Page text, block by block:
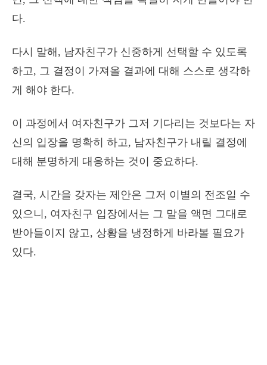
다.
다시 말해, 남자친구가 신중하게 선택할 수 있도록
하고, 그 결정이 가져올 결과에 대해 스스로 생각하
게 해야 한다.
이 과정에서 여자친구가 그저 기다리는 것보다는 자
신의 입장을 명확히 하고, 남자친구가 내릴 결정에
대해 분명하게 대응하는 것이 중요하다.
결국, 시간을 갖자는 제안은 그저 이별의 전조일 수
있으니, 여자친구 입장에서는 그 말을 액면 그대로
받아들이지 않고, 상황을 냉정하게 바라볼 필요가
있다.